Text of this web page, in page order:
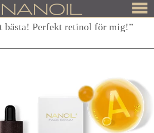
bästa! Perfekt retinol för mig!”